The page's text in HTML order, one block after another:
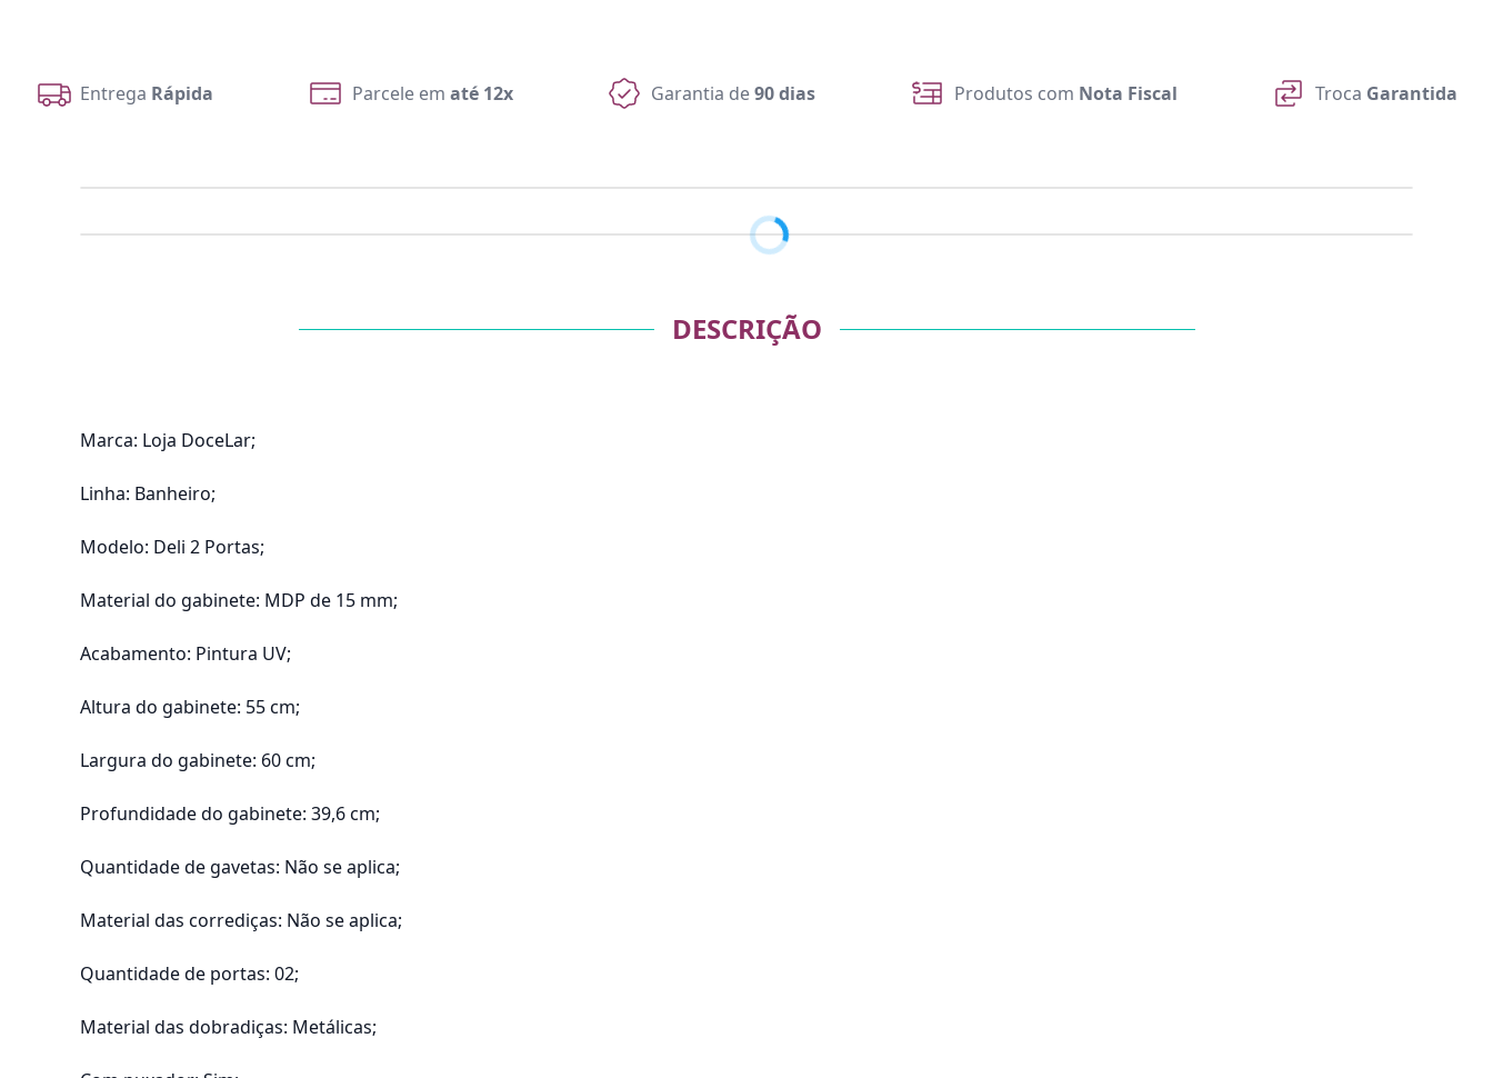
Entrega Rápida Parcele em até 12x Garantia de90 dias Produtos com Nota Fiscal Troca Garantida
DESCRIÇÃO
Marca: Loja DoceLar;
Linha: Banheiro;
Modelo: Deli 2 Portas;
Material do gabinete: MDP de 15 mm;
Acabamento: Pintura UV;
Altura do gabinete: 55 cm;
Largura do gabinete: 60 cm;
Profundidade do gabinete: 39,6 cm;
Quantidade de gavetas: Não se aplica;
Material das corrediças: Não se aplica;
Quantidade de portas: 02;
Material das dobradiças: Metálicas;